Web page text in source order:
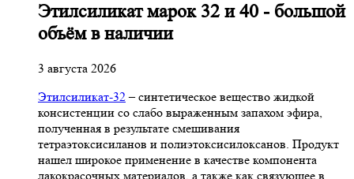
Этилсиликат марок 32 и 40 - большой
объём в наличии
3 августа 2026
Этилсиликат-32– синтетическое вещество жидкой
консистенции со слабо выраженным запахом эфира,
полученная в результате смешивания
тетpаэтоксисиланов и полиэтоксисилоксанов. Продукт
нашел широкое применение в качестве компонента
лакокрасочных материалов, а также как связующее в